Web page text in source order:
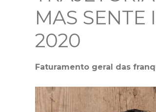
MAS
2020
Faturamento geral das